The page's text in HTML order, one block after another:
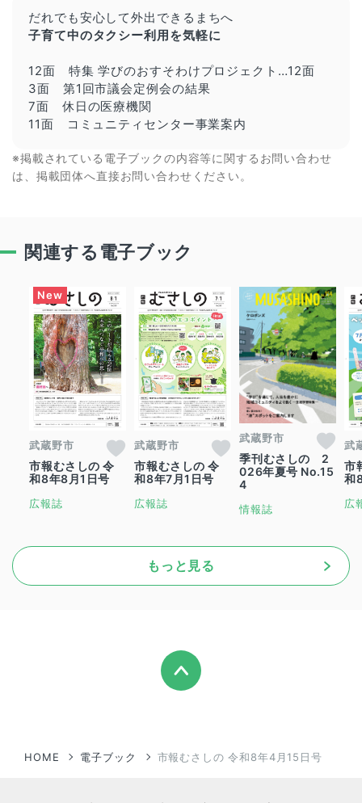
だれでも安心して外出できるまちへ
子育て中のタクシー利用を気軽に
12面 特集学びのおすそわけプロジェクト…12面
3面 第1回市議会定例会の結果
7面 休日の医療機関
11面 コミュニティセンター事業案内
※掲載されている電子ブックの内容等に関するお問い合わせ
は、掲載団体へ直接お問い合わせください。
関連する電子ブック
武蔵野市
市報むさしの 令
和8年8月1日号
広報誌
武蔵野市
市報むさしの 令
和8年7月1日号
広報誌
武蔵野市
季刊むさしの 2
026年夏号 No.15
4
情報誌
武
市
和
広
もっと見る
HOME 電子ブック 市報むさしの 令和8年4月15日号